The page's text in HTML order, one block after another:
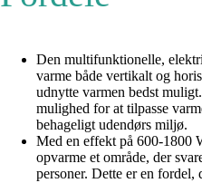
Den multifunktionelle,
varme både vertikalt og
udnytte varmen bedst
mulighed for at tilpasse
behageligt udendørs miljø.
Med en effekt på 600-1800
opvarme et område, der
personer. Dette er en fordel,